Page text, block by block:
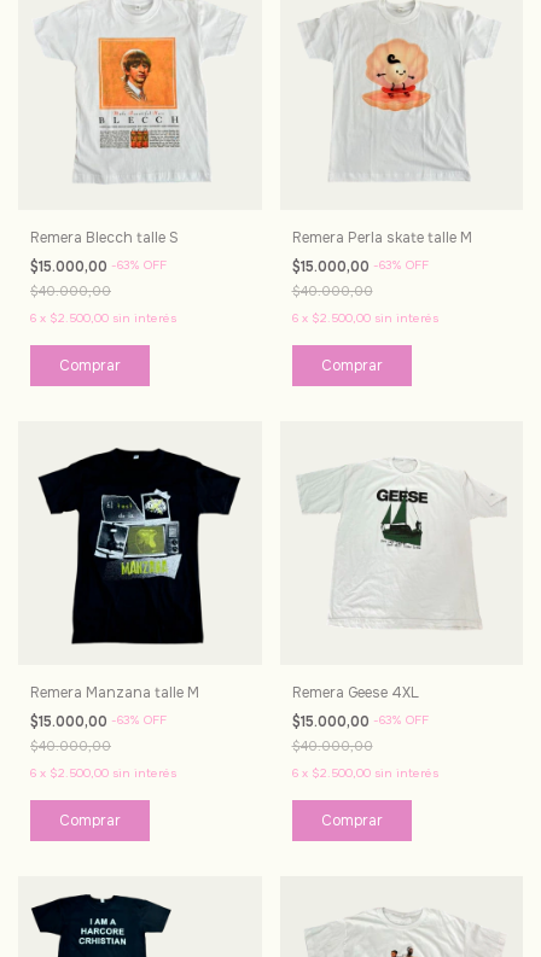
Remera Blecch talle S
$15.000,00 -63% OFF
$40.000,00
6 x $2.500,00 sin interés
Remera Perla skate talle M
$15.000,00 -63% OFF
$40.000,00
6 x $2.500,00 sin interés
Remera Manzana talle M
$15.000,00 -63% OFF
$40.000,00
6 x $2.500,00 sin interés
Remera Geese 4XL
$15.000,00 -63% OFF
$40.000,00
6 x $2.500,00 sin interés